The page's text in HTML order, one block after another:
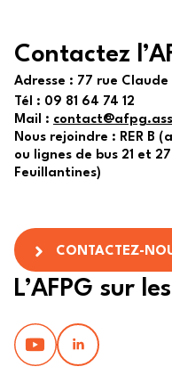
Contactez
Adresse : 77 rue
Tél : 09 81 64 74 12
Mail :
Nous rejoindre : RER B
ou lignes de bus 21 et
Feuillantines)
CONTACTEZ-
L’AFPG sur